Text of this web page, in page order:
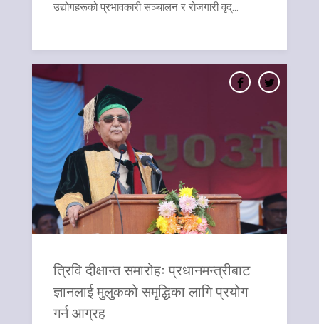
उद्योगहरूको प्रभावकारी सञ्चालन र रोजगारी वृद्...
त्रिवि दीक्षान्त समारोहः प्रधानमन्त्रीबाट
ज्ञानलाई मुलुकको समृद्धिका लागि प्रयोग
गर्न आग्रह